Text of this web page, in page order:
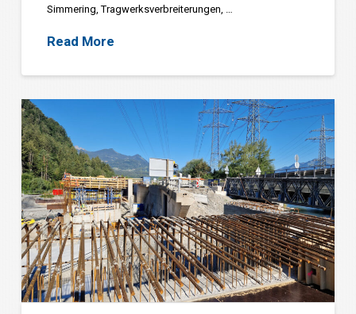
Simmering, Tragwerksverbreiterungen, …
Read More